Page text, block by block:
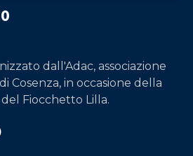
dall'Adac, associazione
Cosenza, in occasione della
Fiocchetto Lilla.